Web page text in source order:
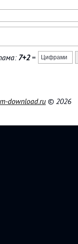
7+2=
download.ru © 2026